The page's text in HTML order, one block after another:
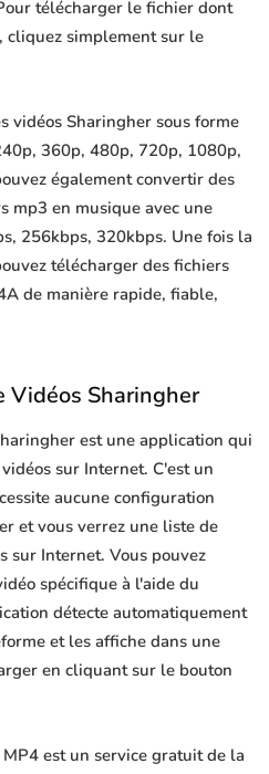
télécharger le fichier dont
cliquez simplement sur le
vidéos Sharingher sous forme
360p, 480p, 720p, 1080p,
également convertir des
mp3 en musique avec une
256kbps, 320kbps. Une fois la
télécharger des fichiers
de manière rapide, fiable,
Vidéos Sharingher
est une application qui
sur Internet. C'est un
aucune configuration
et vous verrez une liste de
sur Internet. Vous pouvez
spécifique à l'aide du
détecte automatiquement
et les affiche dans une
en cliquant sur le bouton
est un service gratuit de la